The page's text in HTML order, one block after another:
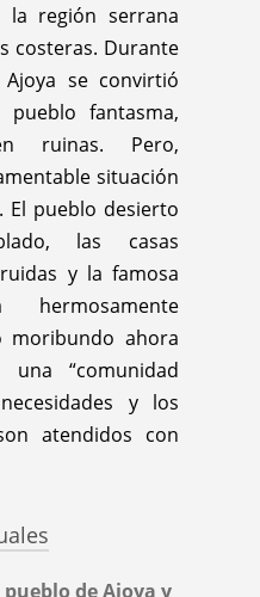
Madre se ve
cultivo de
cómo
vinculado al
de drogas, a
de los
injusto orden
su primera
de los Boletines.
sobre
sitio web de
insiste en que
Machine
web de HW se
Sep 2014
#74
LUCHA POR LA
SALUD Y LOS
DERECHOS EN EL
CONO SUR DE
AMÉRICA DEL SUR:
Lado de los
Desfavorecidos
región serrana
costeras. Durante
se convirtió
fantasma,
ruinas. Pero,
situación
El pueblo desierto
las casas
y la famosa
moribundo ahora
“comunidad
y los
atendidos con
de Ajoya y